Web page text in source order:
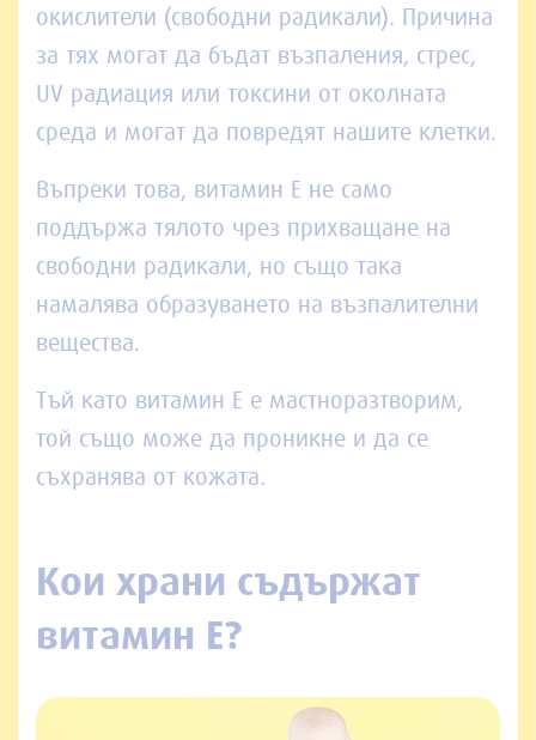
окислители (свободни радикали). Причина
за тях могат да бъдат възпаления, стрес,
UV радиация или токсини от околната
среда и могат да повредят нашите клетки.
Въпреки това, витамин Е не само
поддържа тялото чрез прихващане на
свободни радикали, но също така
намалява образуването на възпалителни
вещества.
Тъй като витамин Е е мастноразтворим,
той също може да проникне и да се
съхранява от кожата.
Кои храни съдържат
витамин E?